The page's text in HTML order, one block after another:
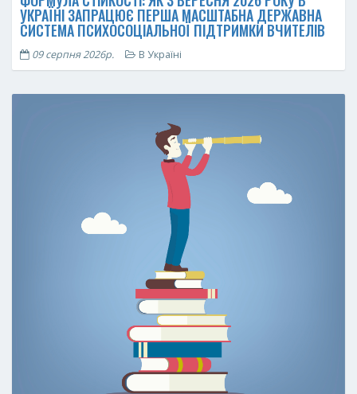
УКРАЇНІ ЗАПРАЦЮЄ ПЕРША МАСШТАБНА ДЕРЖАВНА
СИСТЕМА ПСИХОСОЦІАЛЬНОЇ ПІДТРИМКИ ВЧИТЕЛІВ
09 серпня 2026р. В Україні